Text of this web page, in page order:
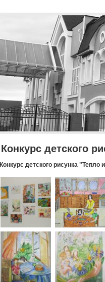
Конкурс детского
Конкурс детского рисунка